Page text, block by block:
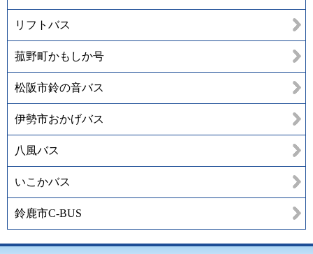
リフトバス
菰野町かもしか号
松阪市鈴の音バス
伊勢市おかげバス
八風バス
いこかバス
鈴鹿市C-BUS